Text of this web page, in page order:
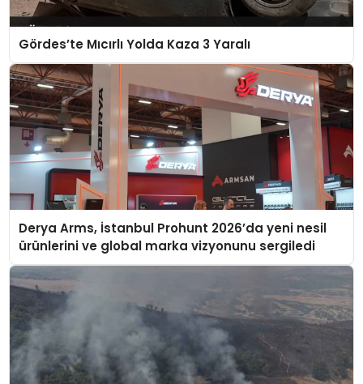
Gördes’te Mıcırlı Yolda Kaza 3 Yaralı
Derya Arms, İstanbul Prohunt 2026’da yeni nesil
ürünlerini ve global marka vizyonunu sergiledi